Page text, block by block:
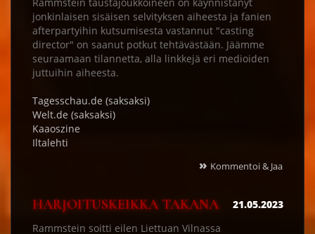
jonkinlaisen sisäisen selvityksen aiheesta ja fanien
afterpartyihin kutsumisesta vastannut "casting
director" on saanut potkut tehtävästään. Jäämme
seuraamaan tilannetta, alla linkkejä eri medioiden
juttuihin aiheesta.
Tagesschau.de (saksaksi)
Welt.de (saksaksi)
Kaaoszine
Iltalehti
» Kommentoi & Jaa
HARJOITUSKEIKKA TAKANA
21.05.2023
Rammstein soitti eilen Liettuan Vilnassa